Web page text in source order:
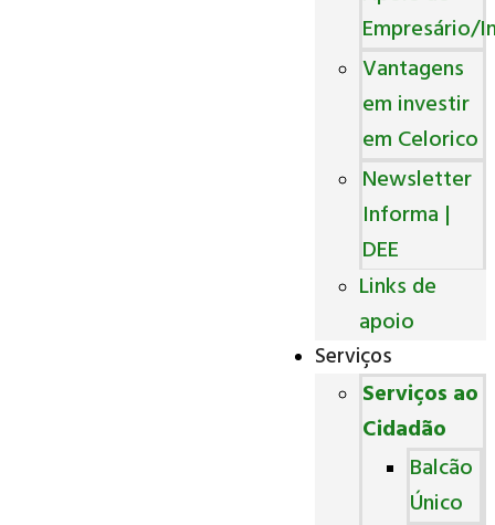
Empresário/
Vantagens
em investir
em Celorico
Newsletter
Informa |
DEE
Links de
apoio
Serviços
Serviços ao
Cidadão
Balcão
Único